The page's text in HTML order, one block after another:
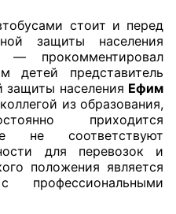
стоит и перед
защиты населения
— прокомментировал
детей представитель
защиты населения Ефим
из образования,
приходится
не соответствуют
для перевозок и
положения является
профессиональными